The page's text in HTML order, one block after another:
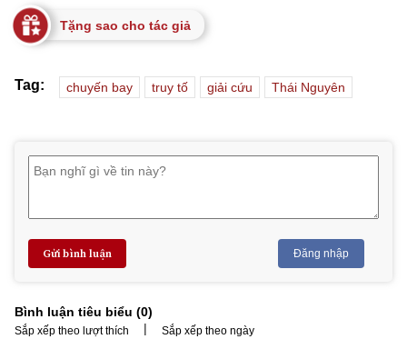
Tặng sao cho tác giả
Tag: chuyến bay truy tố giải cứu Thái Nguyên
Gửi bình luận Đăng nhập
Bình luận tiêu biểu (0)
Sắp xếp theo lượt thích | Sắp xếp theo ngày